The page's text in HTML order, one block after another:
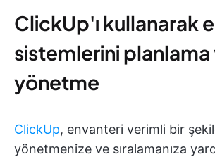
ClickUp'ı kullanarak
sistemlerini planlama
yönetme
ClickUp, envanteri verimli bir
yönetmenize ve sıralamanıza